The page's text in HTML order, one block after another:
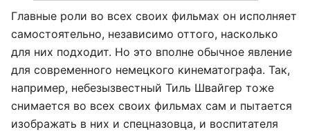
Главные роли во всех своих фильмах он исполняет
самостоятельно, независимо оттого, насколько
для них подходит. Но это вполне обычное явление
для современного немецкого кинематографа. Так,
например, небезызвестный Тиль Швайгер тоже
снимается во всех своих фильмах сам и пытается
изображать в них и спецназовца, и воспитателя